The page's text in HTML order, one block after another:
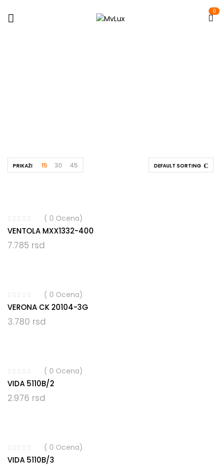
0
DEFAULT SORTING
PRIKAŽI 15 30 45
( 0 Ocena)
VENTOLA MXX1332-400
7.785 rsd
( 0 Ocena)
VERONA CK 20104-3G
3.780 rsd
( 0 Ocena)
VIDA 5110B/2
2.976 rsd
( 0 Ocena)
VIDA 5110B/3